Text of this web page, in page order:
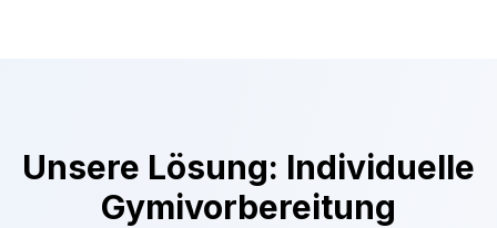
Unsere Lösung: Individuelle
Gymivorbereitung